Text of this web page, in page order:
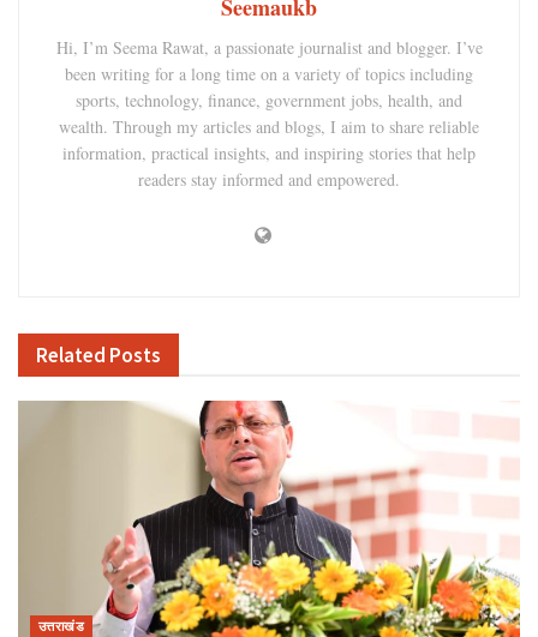
Seemaukb
Hi, I’m Seema Rawat, a passionate journalist and blogger. I’ve
been writing for a long time on a variety of topics including
sports, technology, finance, government jobs, health, and
wealth. Through my articles and blogs, I aim to share reliable
information, practical insights, and inspiring stories that help
readers stay informed and empowered.
Related Posts
उत्तराखंड